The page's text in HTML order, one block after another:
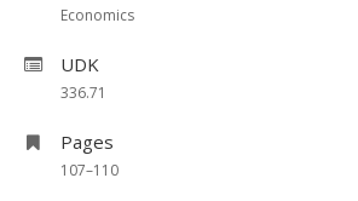
Economics
UDK
336.71
Pages
107–110